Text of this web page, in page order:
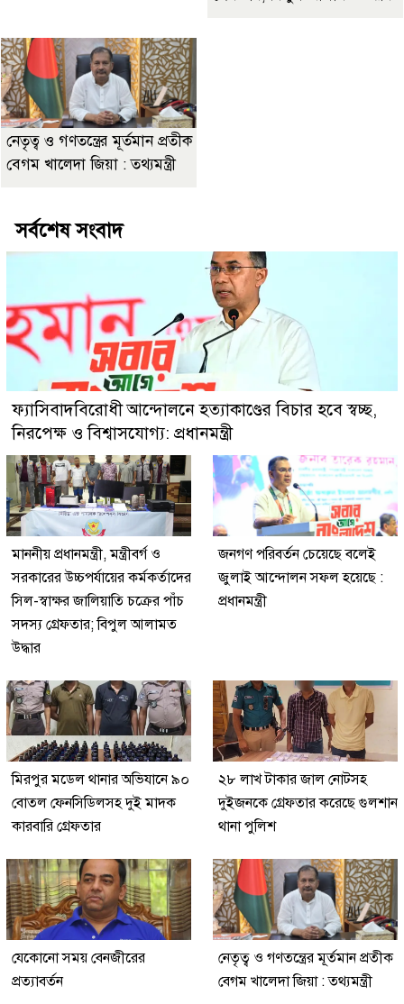
নেতৃত্ব ও গণতন্ত্রের মূর্তমান প্রতীক
বেগম খালেদা জিয়া : তথ্যমন্ত্রী
সর্বশেষ সংবাদ
ফ্যাসিবাদবিরোধী আন্দোলনে হত্যাকাণ্ডের বিচার হবে স্বচ্ছ,
নিরপেক্ষ ও বিশ্বাসযোগ্য: প্রধানমন্ত্রী
মাননীয় প্রধানমন্ত্রী, মন্ত্রীবর্গ ও
সরকারের উচ্চপর্যায়ের কর্মকর্তাদের
সিল-স্বাক্ষর জালিয়াতি চক্রের পাঁচ
সদস্য গ্রেফতার; বিপুল আলামত
উদ্ধার
জনগণ পরিবর্তন চেয়েছে বলেই
জুলাই আন্দোলন সফল হয়েছে :
প্রধানমন্ত্রী
মিরপুর মডেল থানার অভিযানে ৯০
বোতল ফেনসিডিলসহ দুই মাদক
কারবারি গ্রেফতার
২৮ লাখ টাকার জাল নোটসহ
দুইজনকে গ্রেফতার করেছে গুলশান
থানা পুলিশ
যেকোনো সময় বেনজীরের
প্রত্যাবর্তন
নেতৃত্ব ও গণতন্ত্রের মূর্তমান প্রতীক
বেগম খালেদা জিয়া : তথ্যমন্ত্রী